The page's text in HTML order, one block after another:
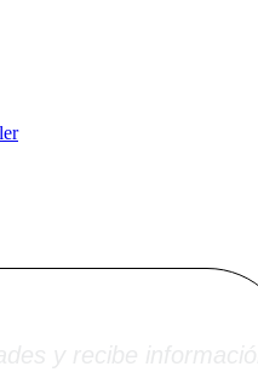
y recibe información